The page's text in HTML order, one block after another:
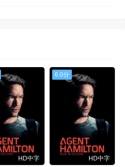
HD中字
6.0分
HD中字